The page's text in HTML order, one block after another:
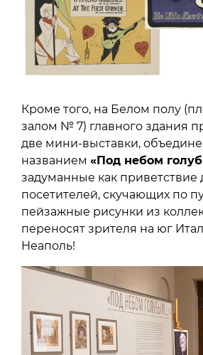
Кроме того, на Белом полу
залом № 7) главного здания
две мини-выставки,
названием «Под небом
задуманные как приветствие
посетителей, скучающих по
пейзажные рисунки из
переносят зрителя на юг
Неаполь!